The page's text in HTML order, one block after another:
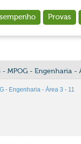
Provas
- MPOG - Engenharia -
- Engenharia - Área 3 - 11